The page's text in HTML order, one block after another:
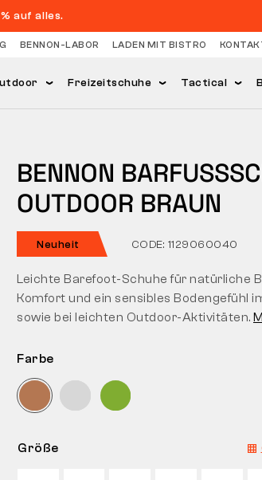
auf alles.
BENNON-LABOR LADEN MIT BISTRO
Freizeitschuhe Tactical
BENNON
UTDOOR BRAUN
Neuheit CODE: 1129060040
Farbe
Größe
Leichte Barefoot-Schuhe für natürliche
Komfort und ein sensibles Bodengefühl
sowie bei leichten Outdoor-Aktivitäten.